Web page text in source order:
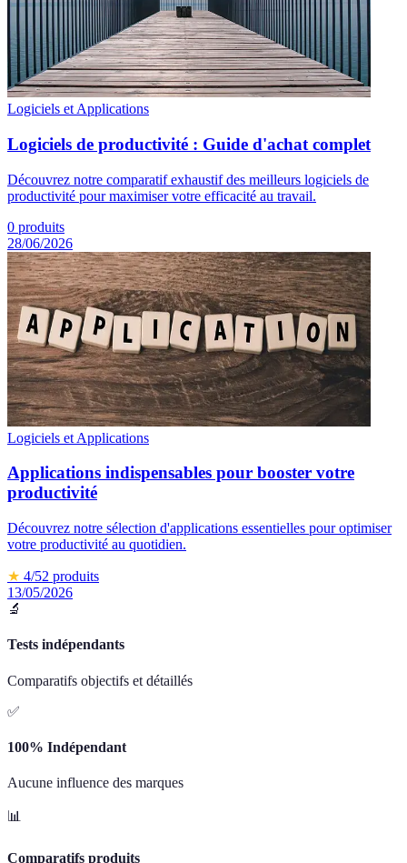
Logiciels et Applications
Logiciels de productivité : Guide d'achat complet
Découvrez notre comparatif exhaustif des meilleurs logiciels de
productivité pour maximiser votre efficacité au travail.
0 produits
28/06/2026
Logiciels et Applications
Applications indispensables pour booster votre
productivité
Découvrez notre sélection d'applications essentielles pour optimiser
votre productivité au quotidien.
★ 4/52 produits
13/05/2026
🔬
Tests indépendants
Comparatifs objectifs et détaillés
✅
100% Indépendant
Aucune influence des marques
📊
Comparatifs produits